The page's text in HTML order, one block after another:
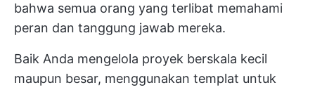
bahwa semua orang yang terlibat memahami
peran dan tanggung jawab mereka.
Baik Anda mengelola proyek berskala kecil
maupun besar, menggunakan templat untuk